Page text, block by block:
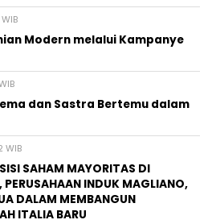
Modern melalui Kampanye
dan Sastra Bertemu dalam
WIB
SAHAM MAYORITAS DI
PERUSAHAAN INDUK MAGLIANO,
DALAM MEMBANGUN
ITALIA BARU